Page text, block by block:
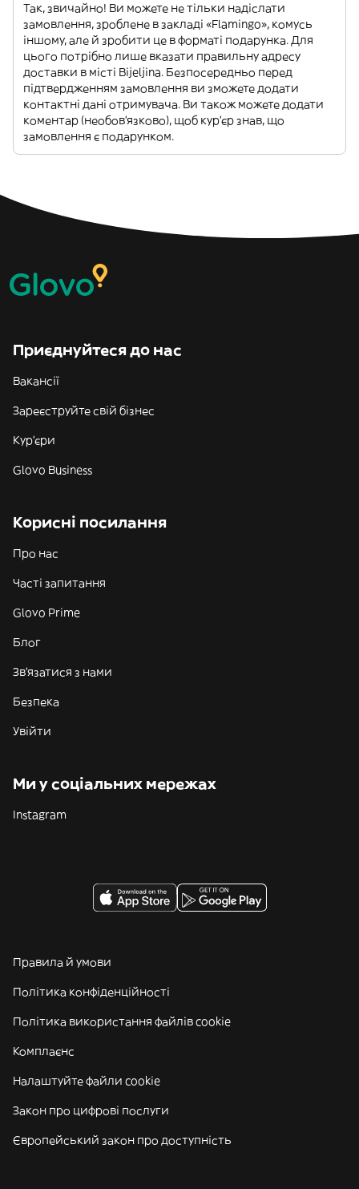
Так, звичайно! Ви можете не тільки надіслати
замовлення, зроблене в закладі «Flamingo», комусь
іншому, але й зробити це в форматі подарунка. Для
цього потрібно лише вказати правильну адресу
доставки в місті Bijeljina. Безпосередньо перед
підтвердженням замовлення ви зможете додати
контактні дані отримувача. Ви також можете додати
коментар (необов'язково), щоб кур'єр знав, що
замовлення є подарунком.
Приєднуйтеся до нас
Вакансії
Зареєструйте свій бізнес
Кур'єри
Glovo Business
Корисні посилання
Про нас
Часті запитання
Glovo Prime
Блог
Зв'язатися з нами
Безпека
Увійти
Ми у соціальних мережах
Instagram
Правила й умови
Політика конфіденційності
Політика використання файлів cookie
Комплаєнс
Налаштуйте файли cookie
Закон про цифрові послуги
Європейський закон про доступність